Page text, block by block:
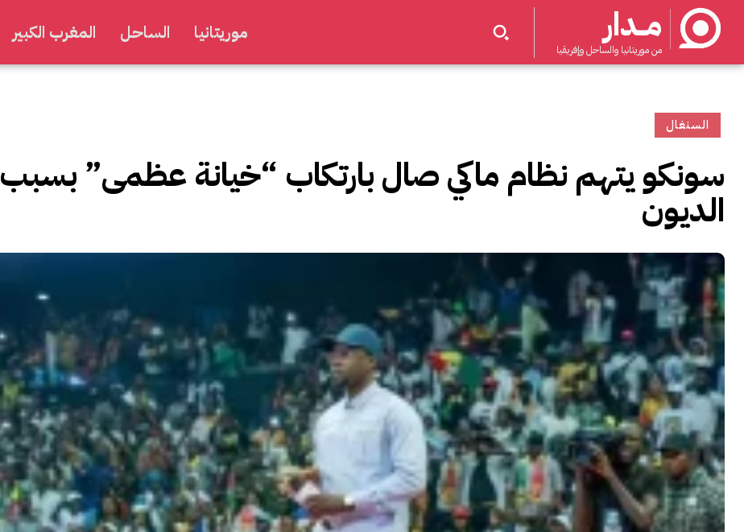
مــدار
من موريتانيا والساحل وإفريقيا
موريتانيا الساحل المغرب الكبير
السنغال
سونكو يتهم نظام ماكي صال بارتكاب “خيانة عظمى” بسبب
الديون